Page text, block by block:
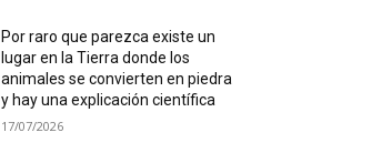
Por raro que parezca existe un
lugar en la Tierra donde los
animales se convierten en piedra
y hay una explicación científica
17/07/2026